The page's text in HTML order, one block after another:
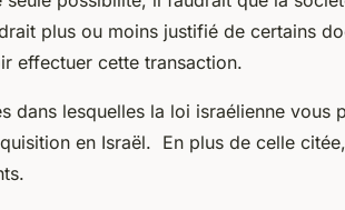
plus ou moins justifié de certains
effectuer cette transaction.
dans lesquelles la loi israélienne vous
en Israël. En plus de celle